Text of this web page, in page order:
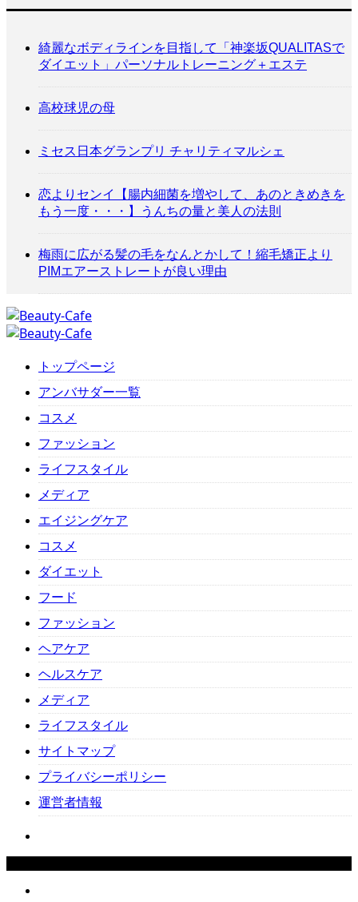
綺麗なボディラインを目指して「神楽坂QUALITASで
ダイエット」パーソナルトレーニング＋エステ
高校球児の母
ミセス日本グランプリ チャリティマルシェ
恋よりセンイ【腸内細菌を増やして、あのときめきを
もう一度・・・】うんちの量と美人の法則
梅雨に広がる髪の毛をなんとかして！縮毛矯正より
PIMエアーストレートが良い理由
トップページ
アンバサダー一覧
コスメ
ファッション
ライフスタイル
メディア
エイジングケア
コスメ
ダイエット
フード
ファッション
ヘアケア
ヘルスケア
メディア
ライフスタイル
サイトマップ
プライバシーポリシー
運営者情報